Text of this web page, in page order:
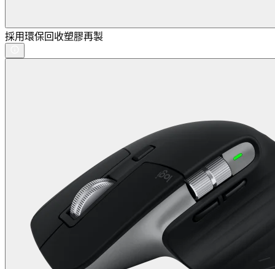
採用環保回收塑膠再製